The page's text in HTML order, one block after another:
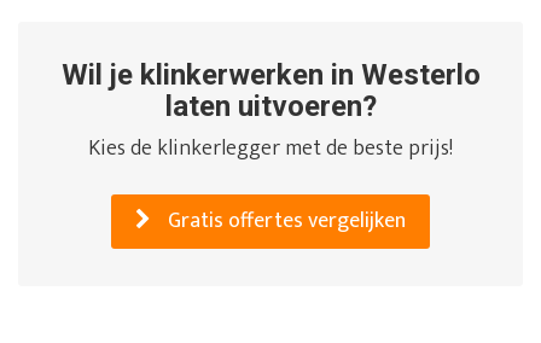
Wil je klinkerwerken in Westerlo
laten uitvoeren?
Kies de klinkerlegger met de beste prijs!
Gratis offertes vergelijken